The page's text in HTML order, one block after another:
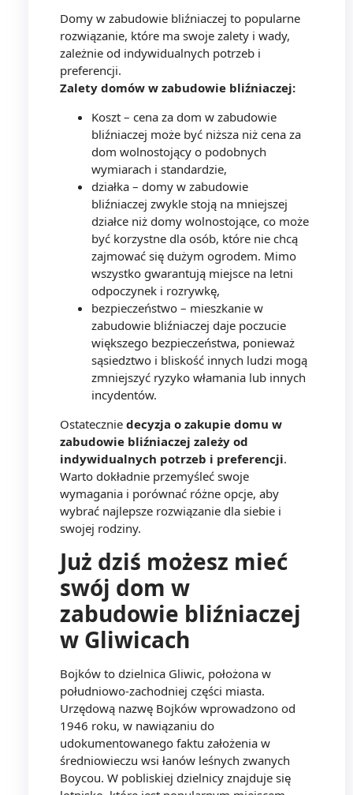
Domy w zabudowie bliźniaczej to popularne
rozwiązanie, które ma swoje zalety i wady,
zależnie od indywidualnych potrzeb i
preferencji.
Zalety domów w zabudowie bliźniaczej:
Koszt – cena za dom w zabudowie
bliźniaczej może być niższa niż cena za
dom wolnostojący o podobnych
wymiarach i standardzie,
działka – domy w zabudowie
bliźniaczej zwykle stoją na mniejszej
działce niż domy wolnostojące, co może
być korzystne dla osób, które nie chcą
zajmować się dużym ogrodem. Mimo
wszystko gwarantują miejsce na letni
odpoczynek i rozrywkę,
bezpieczeństwo – mieszkanie w
zabudowie bliźniaczej daje poczucie
większego bezpieczeństwa, ponieważ
sąsiedztwo i bliskość innych ludzi mogą
zmniejszyć ryzyko włamania lub innych
incydentów.
Ostatecznie decyzja o zakupie domu w
zabudowie bliźniaczej zależy od
indywidualnych potrzeb i preferencji.
Warto dokładnie przemyśleć swoje
wymagania i porównać różne opcje, aby
wybrać najlepsze rozwiązanie dla siebie i
swojej rodziny.
Już dziś możesz mieć
swój dom w
zabudowie bliźniaczej
w Gliwicach
Bojków to dzielnica Gliwic, położona w
południowo-zachodniej części miasta.
Urzędową nazwę Bojków wprowadzono od
1946 roku, w nawiązaniu do
udokumentowanego faktu założenia w
średniowieczu wsi łanów leśnych zwanych
Boycou. W pobliskiej dzielnicy znajduje się